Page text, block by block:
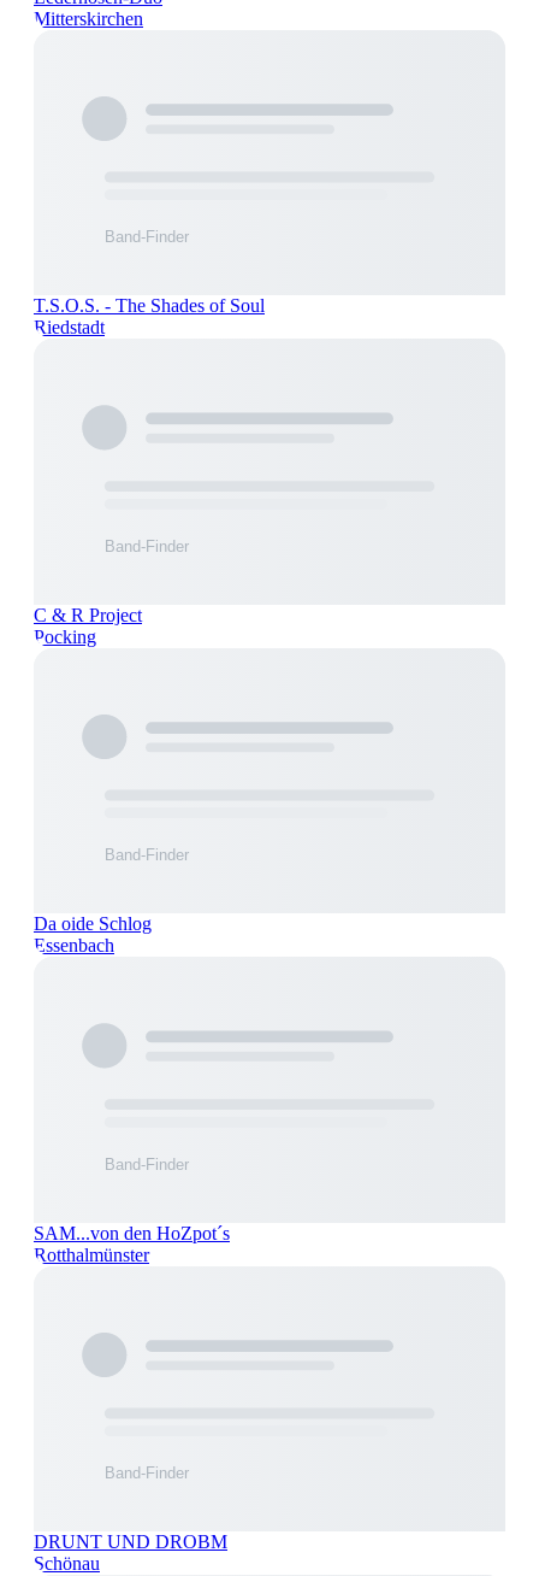
Mitterskirchen
T.S.O.S. - The Shades of Soul
Riedstadt
C & R Project
Pocking
Da oide Schlog
Essenbach
SAM...von den HoZpot´s
Rotthalmünster
DRUNT UND DROBM
Schönau